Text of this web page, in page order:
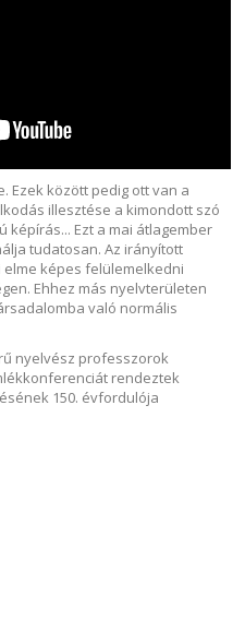
Ezek között pedig ott van a
illesztése a kimondott szó
képírás... Ezt a mai átlagember
tudatosan. Az irányított
képes felülemelkedni
Ehhez más nyelvterületen
való normális
nyelvész professzorok
rendeztek
150. évfordulója